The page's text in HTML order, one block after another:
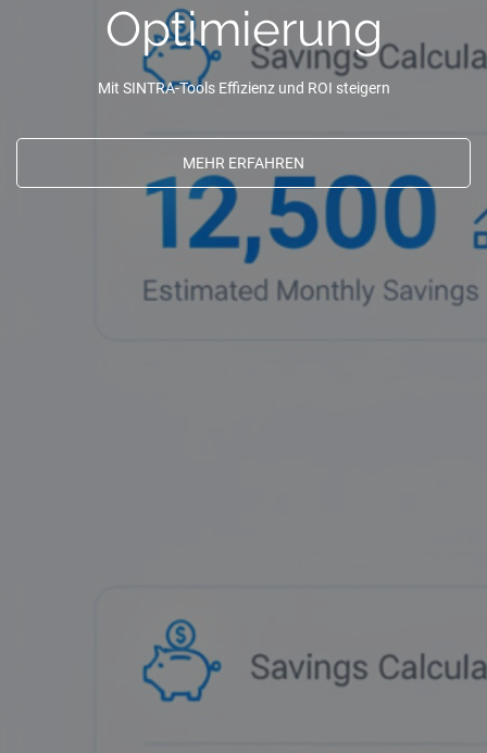
Optimierung
Mit SINTRA-Tools Effizienz und ROI steigern
MEHR ERFAHREN